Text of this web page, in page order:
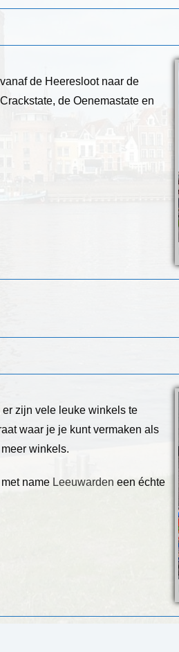
de Heeresloot naar de
de Oenemastate en
zijn vele leuke winkels te
waar je je kunt vermaken als
winkels.
name Leeuwarden een échte